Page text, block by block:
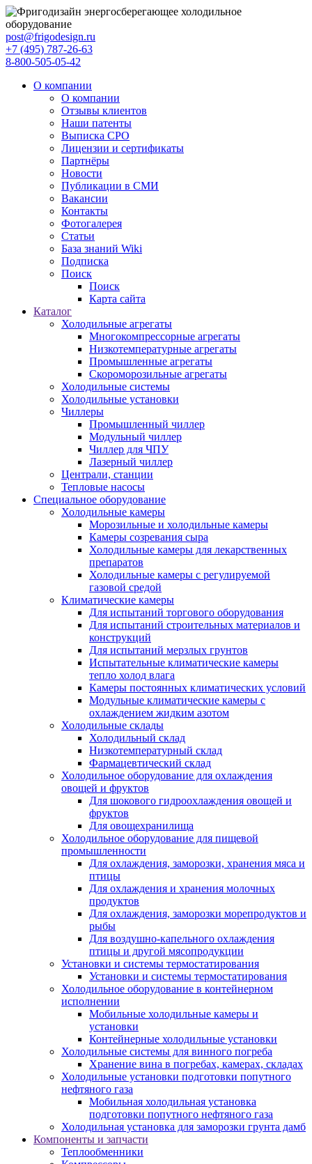
post@frigodesign.ru
+7 (495) 787-26-63
8-800-505-05-42
О компании
О компании
Отзывы клиентов
Наши патенты
Выписка СРО
Лицензии и сертификаты
Партнёры
Новости
Публикации в СМИ
Вакансии
Контакты
Фотогалерея
Статьи
База знаний Wiki
Подписка
Поиск
Поиск
Карта сайта
Каталог
Холодильные агрегаты
Многокомпрессорные агрегаты
Низкотемпературные агрегаты
Промышленные агрегаты
Скороморозильные агрегаты
Холодильные системы
Холодильные установки
Чиллеры
Промышленный чиллер
Модульный чиллер
Чиллер для ЧПУ
Лазерный чиллер
Централи, станции
Тепловые насосы
Специальное оборудование
Холодильные камеры
Морозильные и холодильные камеры
Камеры созревания сыра
Холодильные камеры для лекарственных
препаратов
Холодильные камеры с регулируемой
газовой средой
Климатические камеры
Для испытаний торгового оборудования
Для испытаний строительных материалов и
конструкций
Для испытаний мерзлых грунтов
Испытательные климатические камеры
тепло холод влага
Камеры постоянных климатических условий
Модульные климатические камеры с
охлаждением жидким азотом
Холодильные склады
Холодильный склад
Низкотемпературный склад
Фармацевтический склад
Холодильное оборудование для охлаждения
овощей и фруктов
Для шокового гидроохлаждения овощей и
фруктов
Для овощехранилища
Холодильное оборудование для пищевой
промышленности
Для охлаждения, заморозки, хранения мяса и
птицы
Для охлаждения и хранения молочных
продуктов
Для охлаждения, заморозки морепродуктов и
рыбы
Для воздушно-капельного охлаждения
птицы и другой мясопродукции
Установки и системы термостатирования
Установки и системы термостатирования
Холодильное оборудование в контейнерном
исполнении
Мобильные холодильные камеры и
установки
Контейнерные холодильные установки
Холодильные системы для винного погреба
Хранение вина в погребах, камерах, складах
Холодильные установки подготовки попутного
нефтяного газа
Мобильная холодильная установка
подготовки попутного нефтяного газа
Холодильная установка для заморозки грунта дамб
Компоненты и запчасти
Теплообменники